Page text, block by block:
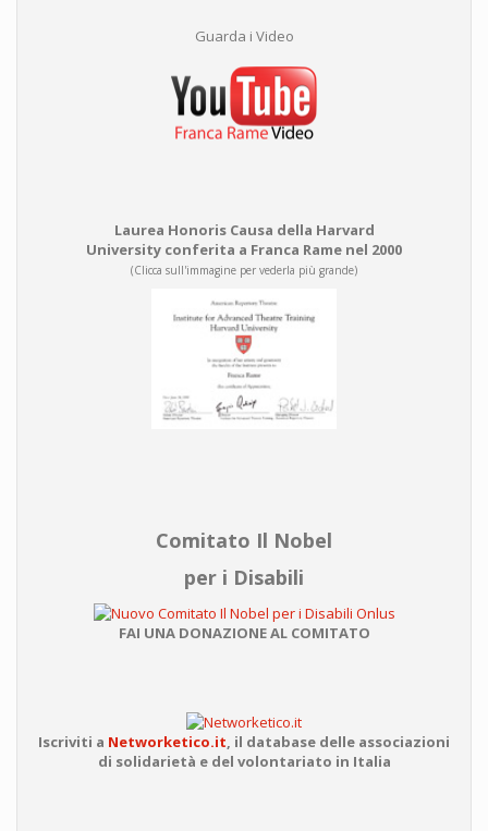
Guarda i Video
Laurea Honoris Causa della Harvard
University conferita a Franca Rame nel 2000
(Clicca sull'immagine per vederla più grande)
Comitato Il Nobel
per i Disabili
FAI UNA DONAZIONE AL COMITATO
Iscriviti a Networketico.it, il database delle associazioni
di solidarietà e del volontariato in Italia